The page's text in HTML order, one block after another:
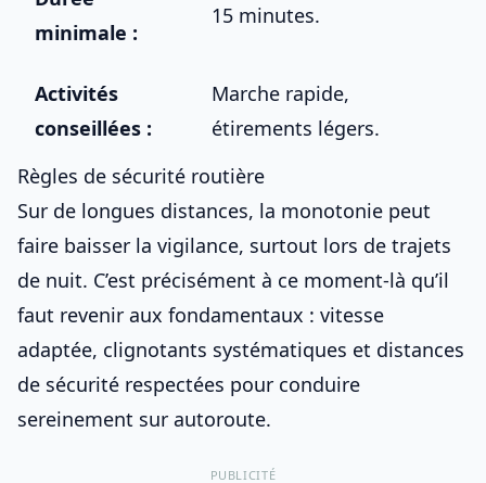
minimale :
15 minutes.
Activités
conseillées :
Marche rapide,
étirements légers.
Règles de sécurité routière
Sur de longues distances, la monotonie peut
faire baisser la vigilance, surtout lors de trajets
de nuit. C’est précisément à ce moment-là qu’il
faut revenir aux fondamentaux : vitesse
adaptée, clignotants systématiques et distances
de sécurité respectées pour conduire
sereinement sur autoroute.
PUBLICITÉ